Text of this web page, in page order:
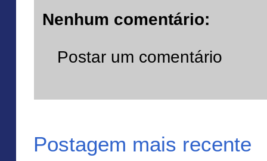
Nenhum comentário:
Postar um comentário
Postagem mais recente